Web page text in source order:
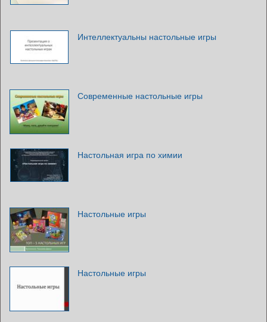
Интеллектуальны настольные игры
Современные настольные игры
Настольная игра по химии
Настольные игры
Настольные игры